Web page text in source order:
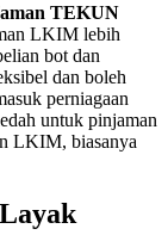
TEKUN
LKIM lebih
bot dan
dan boleh
perniagaan
untuk pinjaman
LKIM, biasanya